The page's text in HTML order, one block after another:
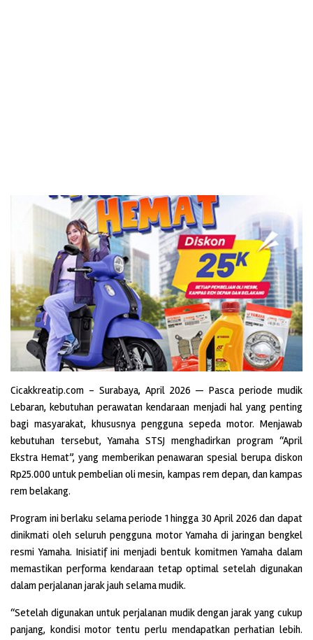
Cicakkreatip.com – Surabaya, April 2026 — Pasca periode mudik
Lebaran, kebutuhan perawatan kendaraan menjadi hal yang penting
bagi masyarakat, khususnya pengguna sepeda motor. Menjawab
kebutuhan tersebut, Yamaha STSJ menghadirkan program “April
Ekstra Hemat”, yang memberikan penawaran spesial berupa diskon
Rp25.000 untuk pembelian oli mesin, kampas rem depan, dan kampas
rem belakang.
Program ini berlaku selama periode 1 hingga 30 April 2026 dan dapat
dinikmati oleh seluruh pengguna motor Yamaha di jaringan bengkel
resmi Yamaha. Inisiatif ini menjadi bentuk komitmen Yamaha dalam
memastikan performa kendaraan tetap optimal setelah digunakan
dalam perjalanan jarak jauh selama mudik.
“Setelah digunakan untuk perjalanan mudik dengan jarak yang cukup
panjang, kondisi motor tentu perlu mendapatkan perhatian lebih.